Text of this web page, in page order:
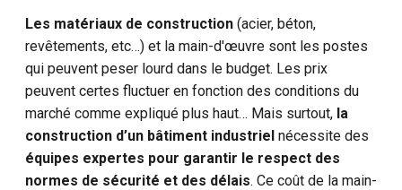
Les matériaux de construction (acier, béton,
revêtements, etc…) et la main-d'œuvre sont les postes
qui peuvent peser lourd dans le budget. Les prix
peuvent certes fluctuer en fonction des conditions du
marché comme expliqué plus haut… Mais surtout, la
construction d’un bâtiment industriel nécessite des
équipes expertes pour garantir le respect des
normes de sécurité et des délais. Ce coût de la main-